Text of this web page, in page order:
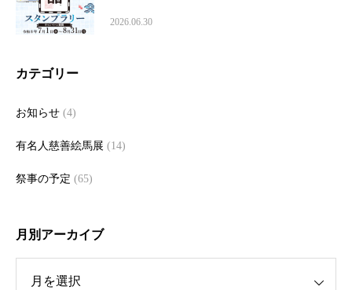
2026.06.30
カテゴリー
お知らせ (4)
有名人慈善絵馬展 (14)
祭事の予定 (65)
月別アーカイブ